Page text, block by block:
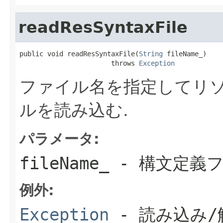
readResSyntaxFile
public void readResSyntaxFile(String fileName_)
                       throws
Exception
ファイル名を指定してリ
ルを読み込む.
パラメータ:
fileName_ - 構文定義
例外:
Exception - 読み込み/